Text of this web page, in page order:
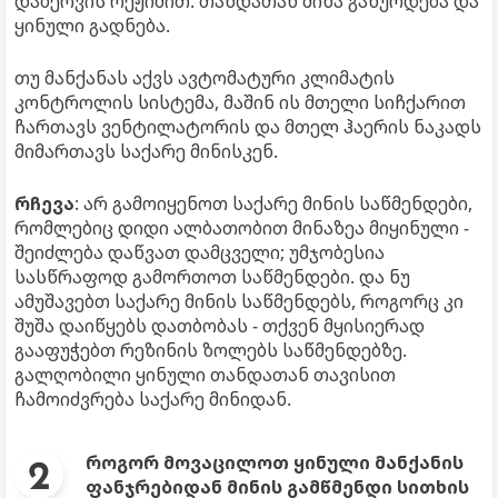
ყინული გადნება.
თუ მანქანას აქვს ავტომატური კლიმატის
კონტროლის სისტემა, მაშინ ის მთელი სიჩქარით
ჩართავს ვენტილატორის და მთელ ჰაერის ნაკადს
მიმართავს საქარე მინისკენ.
რჩევა: არ გამოიყენოთ საქარე მინის საწმენდები,
რომლებიც დიდი ალბათობით მინაზეა მიყინული -
შეიძლება დაწვათ დამცველი; უმჯობესია
სასწრაფოდ გამორთოთ საწმენდები. და ნუ
ამუშავებთ საქარე მინის საწმენდებს, როგორც კი
შუშა დაიწყებს დათბობას - თქვენ მყისიერად
გააფუჭებთ რეზინის ზოლებს საწმენდებზე.
გალღობილი ყინული თანდათან თავისით
ჩამოიძვრება საქარე მინიდან.
როგორ მოვაცილოთ ყინული მანქანის
ფანჯრებიდან მინის გამწმენდი სითხის